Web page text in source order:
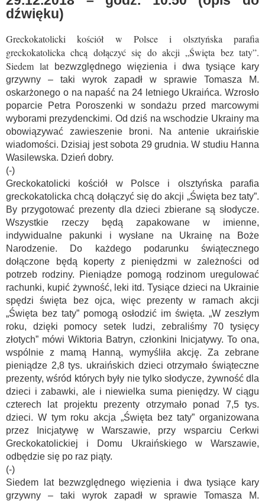
dźwięku)
Greckokatolicki kościół w Polsce i olsztyńska parafia
greckokatolicka chcą dołączyć się do akcji „Święta bez taty”.
Siedem lat
bezwzględnego więzienia i dwa tysiące kary
grzywny – taki wyrok zapadł w sprawie Tomasza M.
oskarżonego o na napaść na 24 letniego Ukraińca. Wzrosło
poparcie Petra Poroszenki w sondażu przed marcowymi
wyborami prezydenckimi. Od dziś na wschodzie Ukrainy ma
obowiązywać zawieszenie broni. Na antenie ukraińskie
wiadomości. Dzisiaj jest sobota 29 grudnia. W studiu Hanna
Wasilewska. Dzień dobry.
(-)
Greckokatolicki kościół w Polsce i olsztyńska parafia
greckokatolicka chcą dołączyć się do akcji „Święta bez taty”.
By przygotować prezenty dla dzieci zbierane są słodycze.
Wszystkie rzeczy będą zapakowane w imienne,
indywidualne pakunki i wysłane na Ukrainę na Boże
Narodzenie. Do każdego podarunku świątecznego
dołączone będą koperty z pieniędzmi w zależności od
potrzeb rodziny. Pieniądze pomogą rodzinom uregulować
rachunki, kupić żywność, leki itd. Tysiące dzieci na Ukrainie
spędzi święta bez ojca, więc prezenty w ramach akcji
„Święta bez taty” pomogą osłodzić im święta. „W zeszłym
roku, dzięki pomocy setek ludzi, zebraliśmy 70 tysięcy
złotych” mówi Wiktoria Batryn, członkini Inicjatywy. To ona,
wspólnie z mamą Hanną, wymyśliła akcję. Za zebrane
pieniądze 2,8 tys. ukraińskich dzieci otrzymało świąteczne
prezenty, wśród których były nie tylko słodycze, żywność dla
dzieci i zabawki, ale i niewielka suma pieniędzy. W ciągu
czterech lat projektu prezenty otrzymało ponad 7,5 tys.
dzieci. W tym roku akcja „Święta bez taty” organizowana
przez Inicjatywę w Warszawie, przy wsparciu Cerkwi
Greckokatolickiej i Domu Ukraińskiego w Warszawie,
odbędzie się po raz piąty.
(-)
Siedem lat bezwzględnego więzienia i dwa tysiące kary
grzywny – taki wyrok zapadł w sprawie Tomasza M.